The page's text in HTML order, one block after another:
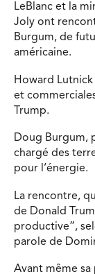
LeBlanc et la
Joly ont
Burgum, de
américaine.
Howard
et
Trump.
Doug Burgum,
chargé des
pour l’énergie.
La rencontre,
de Donald
productive”,
parole de
Avant même